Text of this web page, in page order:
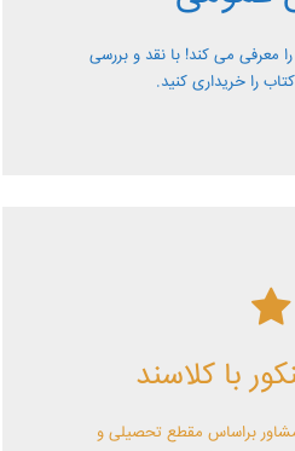
معرفی می کند! با نقد و بررسی
را خریداری کنید.
با کلاسند
براساس مقطع تحصیلی و